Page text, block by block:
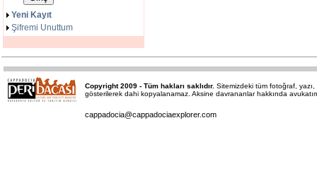
Yeni Kayıt
Şifremi Unuttum
Copyright 2009 - Tüm hakları saklıdır. Sitemizdeki tüm fotoğraf,
gösterilerek dahi kopyalanamaz. Aksine davrananlar hakkında
cappadocia@cappadociaexplorer.com